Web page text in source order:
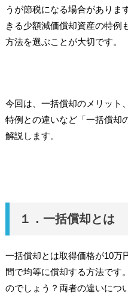
うが節税になる場合がありま
きる少額減価償却資産の特例
方法を選ぶことが大切です。
今回は、一括償却のメリット
特例との違いなど「一括償却
解説します。
１．一括償却とは
一括償却とは取得価格が10万
間で均等に償却する方法です
のでしょう？両者の違いにつ